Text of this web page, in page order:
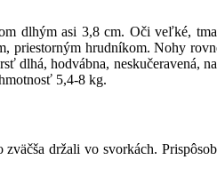
dlhým asi 3,8 cm. Oči veľké,
hrudníkom. Nohy
dlhá, hodvábna, neskučeravená,
5,4-8 kg.
držali vo svorkách.